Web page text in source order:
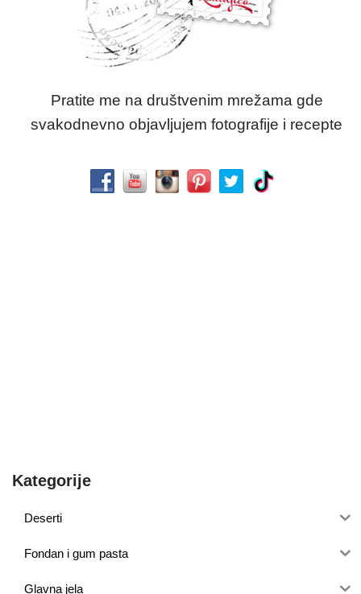
Pratite me na društvenim mrežama gde
svakodnevno objavljujem fotografije i recepte
Kategorije
Deserti
Fondan i gum pasta
Glavna jela